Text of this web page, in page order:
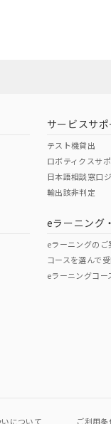
製品の規格認証/適合
ちらのページからご
サービスサポ
テスト機貸出
ロボティクスサ
日本語相談窓口
輸出該非判定
eラーニング
eラーニングのご
コースを選んで
eラーニングコー
について ご利用条